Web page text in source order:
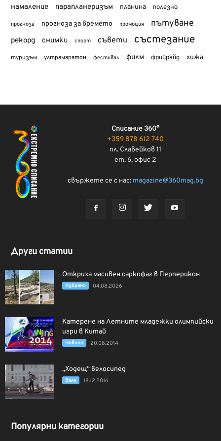
намаление парапланеризъм планина полезно
прогноза прогноза за времето промоция пътуване
рекорд снимки спорт съвети състезание
туризъм ултрамаратон фестивал филм фрийрайд хижа
Списание 360°
+359 878 612 740
пл. Славейков 11
ет. 6, офис 2
свържете се с нас: magazine@360mag.bg
Други статии
Откриха масивен саркофаг в Перперикон
Избрано 04.08.2026
Катерене на Летните младежки олимпийски
игри в Китай
Новини 20.08.2014
„Ходещ“ велосипед
Вело 18.12.2016
Популярни категории